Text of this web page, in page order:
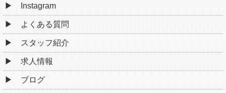
Instagram
よくある質問
スタッフ紹介
求人情報
ブログ